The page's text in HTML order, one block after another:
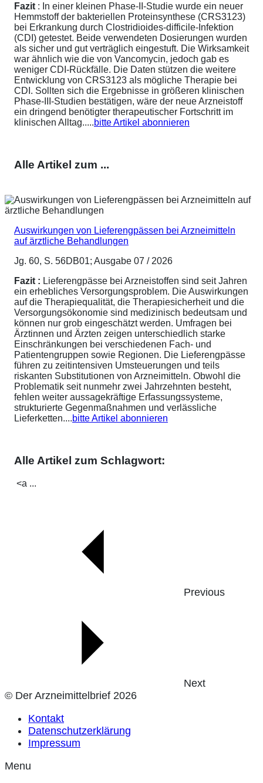
Fazit : In einer kleinen Phase-II-Studie wurde ein neuer
Hemmstoff der bakteriellen Proteinsynthese (CRS3123)
bei Erkrankung durch Clostridioides-difficile-Infektion
(CDI) getestet. Beide verwendeten Dosierungen wurden
als sicher und gut verträglich eingestuft. Die Wirksamkeit
war ähnlich wie die von Vancomycin, jedoch gab es
weniger CDI-Rückfälle. Die Daten stützen die weitere
Entwicklung von CRS3123 als mögliche Therapie bei
CDI. Sollten sich die Ergebnisse in größeren klinischen
Phase-III-Studien bestätigen, wäre der neue Arzneistoff
ein dringend benötigter therapeutischer Fortschritt im
klinischen Alltag.....bitte Artikel abonnieren
Alle Artikel zum ...
Auswirkungen von Lieferengpässen bei Arzneimitteln
auf ärztliche Behandlungen
Jg. 60, S. 56DB01; Ausgabe 07 / 2026
Fazit : Lieferengpässe bei Arzneistoffen sind seit Jahren
ein erhebliches Versorgungsproblem. Die Auswirkungen
auf die Therapiequalität, die Therapiesicherheit und die
Versorgungsökonomie sind medizinisch bedeutsam und
können nur grob eingeschätzt werden. Umfragen bei
Ärztinnen und Ärzten zeigen unterschiedlich starke
Einschränkungen bei verschiedenen Fach- und
Patientengruppen sowie Regionen. Die Lieferengpässe
führen zu zeitintensiven Umsteuerungen und teils
riskanten Substitutionen von Arzneimitteln. Obwohl die
Problematik seit nunmehr zwei Jahrzehnten besteht,
fehlen weiter aussagekräftige Erfassungssysteme,
strukturierte Gegenmaßnahmen und verlässliche
Lieferketten....bitte Artikel abonnieren
Alle Artikel zum Schlagwort:
<a ...
Previous
Next
© Der Arzneimittelbrief 2026
Kontakt
Datenschutzerklärung
Impressum
Menu